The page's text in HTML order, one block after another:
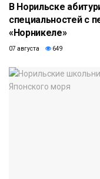
В Норильске
специальностей с
«Норникеле»
07 августа 649